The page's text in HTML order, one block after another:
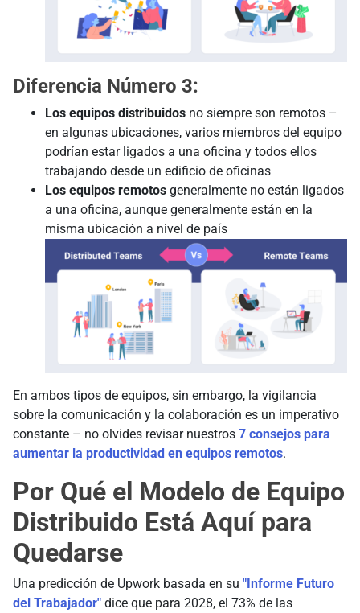
Diferencia Número 3:
Los equipos distribuidos no siempre son remotos –
en algunas ubicaciones, varios miembros del equipo
podrían estar ligados a una oficina y todos ellos
trabajando desde un edificio de oficinas
Los equipos remotos generalmente no están ligados
a una oficina, aunque generalmente están en la
misma ubicación a nivel de país
En ambos tipos de equipos, sin embargo, la vigilancia
sobre la comunicación y la colaboración es un imperativo
constante – no olvides revisar nuestros 7 consejos para
aumentar la productividad en equipos remotos.
Por Qué el Modelo de Equipo
Distribuido Está Aquí para
Quedarse
Una predicción de Upwork basada en su "Informe Futuro
del Trabajador" dice que para 2028, el 73% de las